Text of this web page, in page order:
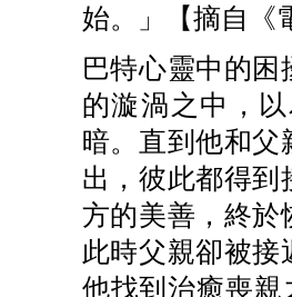
始。」【摘自《
巴特心靈中的
的漩渦之中，
暗。直到他和父
出，彼此都得到
方的美善，終於
此時父親卻被
他找到治癒喪